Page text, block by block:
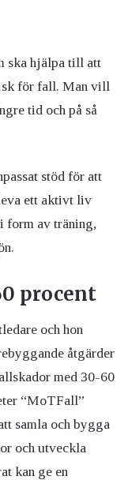
ska hjälpa till att
för fall. Man vill
tid och på så
stöd för att
ett aktivt liv
form av träning,
procent
och hon
åtgärder
med 30-60
“MoTFall”
samla och bygga
och utveckla
kan ge en